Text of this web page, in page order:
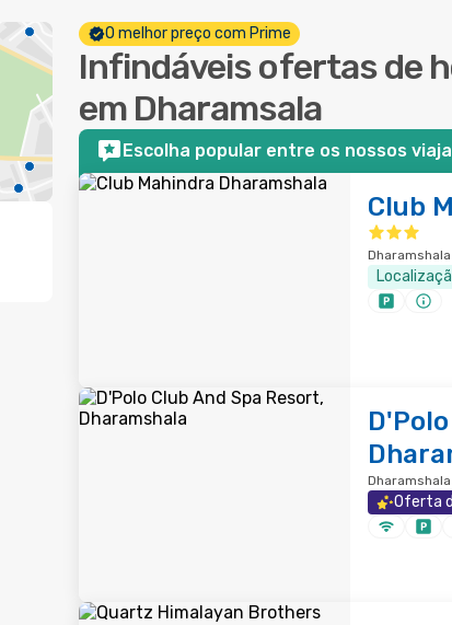
O melhor preço com Prime
Infindáveis ofertas de
em Dharamsala
Escolha popular entre os nossos
Club
Oferta